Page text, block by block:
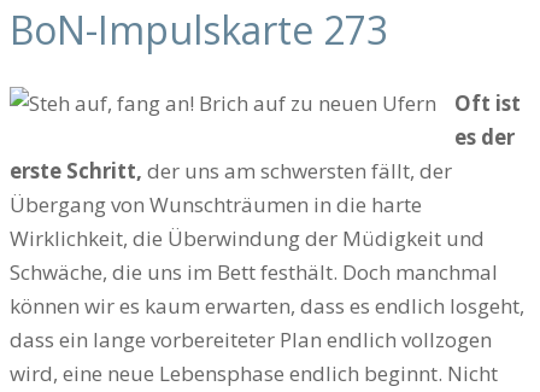
BoN-Impulskarte 273
Oft ist
es der
erste Schritt, der uns am schwersten fällt, der
Übergang von Wunschträumen in die harte
Wirklichkeit, die Überwindung der Müdigkeit und
Schwäche, die uns im Bett festhält. Doch manchmal
können wir es kaum erwarten, dass es endlich losgeht,
dass ein lange vorbereiteter Plan endlich vollzogen
wird, eine neue Lebensphase endlich beginnt. Nicht